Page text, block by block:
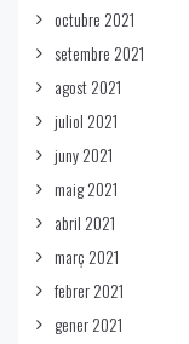
octubre 2021
setembre 2021
agost 2021
juliol 2021
juny 2021
maig 2021
abril 2021
març 2021
febrer 2021
gener 2021